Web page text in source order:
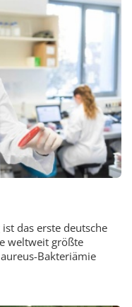
das erste deutsche
weltweit größte
Bakteriämie